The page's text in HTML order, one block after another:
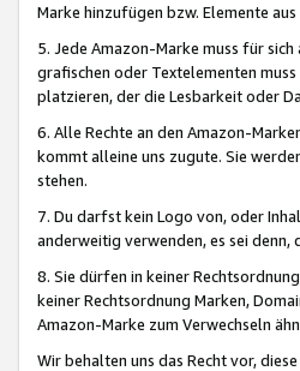
Marke hinzufügen bzw. Elemente
5. Jede Amazon-Marke muss für
grafischen oder Textelementen
platzieren, der die Lesbarkeit oder
6. Alle Rechte an den Amazon-
kommt alleine uns zugute. Sie
stehen.
7. Du darfst kein Logo von, oder
anderweitig verwenden, es sei
8. Sie dürfen in keiner
keiner Rechtsordnung Marken,
Amazon-Marke zum Verwechseln
Wir behalten uns das Recht vor,